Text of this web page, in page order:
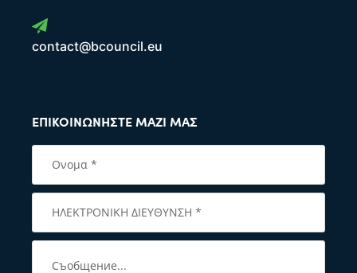
contact@bcouncil.eu
ΕΠΙΚΟΙΝΩΝΉΣΤΕ ΜΑΖΊ ΜΑΣ